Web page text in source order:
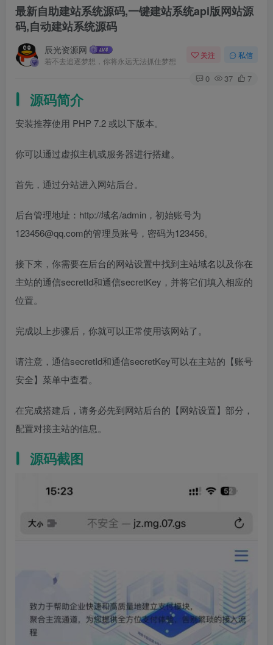
最新自助建站系统源码,一键建站系统api版网站源
码,自动建站系统源码
辰光资源网
若不去追逐梦想，你将永远无法抓住梦想
关注 私信
0 37 7
源码简介
安装推荐使用 PHP 7.2 或以下版本。
你可以通过虚拟主机或服务器进行搭建。
首先，通过分站进入网站后台。
后台管理地址：http://域名/admin，初始账号为
123456@qq.com的管理员账号，密码为123456。
接下来，你需要在后台的网站设置中找到主站域名以及你在
主站的通信secretId和通信secretKey，并将它们填入相应的
位置。
完成以上步骤后，你就可以正常使用该网站了。
请注意，通信secretId和通信secretKey可以在主站的【账号
安全】菜单中查看。
在完成搭建后，请务必先到网站后台的【网站设置】部分，
配置对接主站的信息。
源码截图